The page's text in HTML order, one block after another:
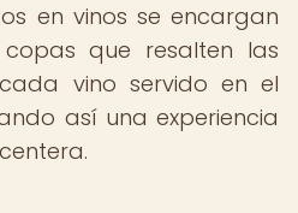
en vinos se encargan
que resalten las
vino servido en el
así una experiencia